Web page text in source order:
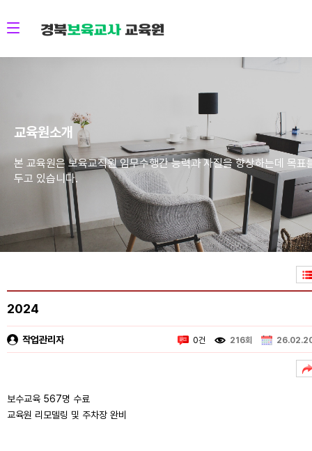
교육원소개
본 교육원은 보육교직원 임무수행간 능력과 자질을 향상하는데 목표
두고 있습니다.
2024
작업관리자 0건 216회
보수교육 567명 수료
교육원 리모델링 및 주차장 완비